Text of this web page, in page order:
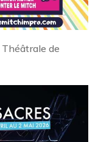
de